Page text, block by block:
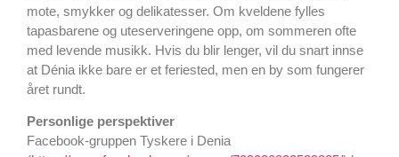
mote, smykker og delikatesser. Om kveldene fylles
tapasbarene og uteserveringene opp, om sommeren ofte
med levende musikk. Hvis du blir lenger, vil du snart innse
at Dénia ikke bare er et feriested, men en by som fungerer
året rundt.
Personlige perspektiver
Facebook-gruppen Tyskere i Denia